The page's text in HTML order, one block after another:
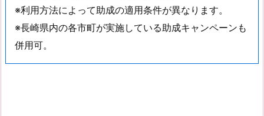
※利用方法によって助成の適用条件が異なります。
※長崎県内の各市町が実施している助成キャンペーンも
併用可。